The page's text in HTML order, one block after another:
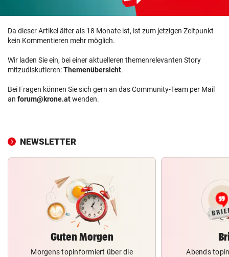
Da dieser Artikel älter als 18 Monate ist, ist zum jetzigen Zeitpunkt
kein Kommentieren mehr möglich.
Wir laden Sie ein, bei einer aktuelleren themenrelevanten Story
mitzudiskutieren:Themenübersicht.
Bei Fragen können Sie sich gern an das Community-Team per Mail
an forum@krone.atwenden.
NEWSLETTER
Guten Morgen
Morgens topinformiert über die
Abends